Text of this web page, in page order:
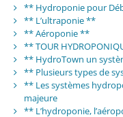
** Hydroponie pour
** L’ultraponie **
** Aéroponie **
** TOUR
** HydroTown un
** Plusieurs types de
** Les systèmes
majeure
** L’hydroponie,